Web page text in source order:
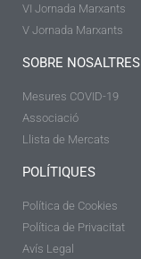
VI Jornada Marxants
V Jornada Marxants
SOBRE NOSALTRES
Mesures COVID-19
Associació
Llista de Mercats
POLÍTIQUES
Política de Cookies
Política de Privacitat
Avís Legal